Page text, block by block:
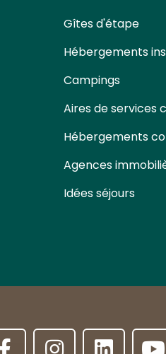
Gîtes d'étape
Hébergements
Campings
Aires de services
Hébergements
Agences
Idées séjours